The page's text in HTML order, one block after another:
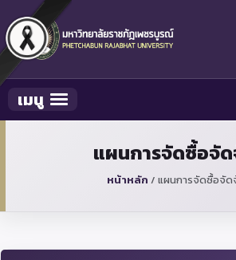
Toggle navigation
เมนู
แผนการจัดซื้อจัด
หน้าหลัก / แผนการจัดซื้อจัด